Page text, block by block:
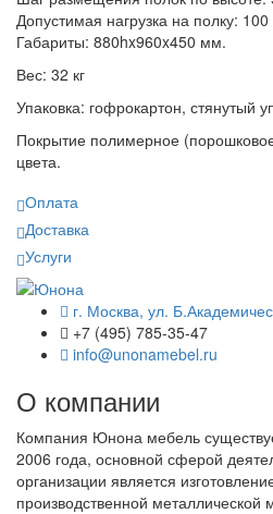
Допустимая нагрузка на полку: 100
Габариты: 880hx960x450 мм.
Вес: 32 кг
Упаковка: гофрокартон, стянутый
Покрытие полимерное
цвета.
Оплата
Доставка
Услуги
г. Москва, ул.
+7 (495) 785-35-47
info@unonamebel.ru
О компании
Компания Юнона мебель
2006 года, основной сферой
организации является
производственной